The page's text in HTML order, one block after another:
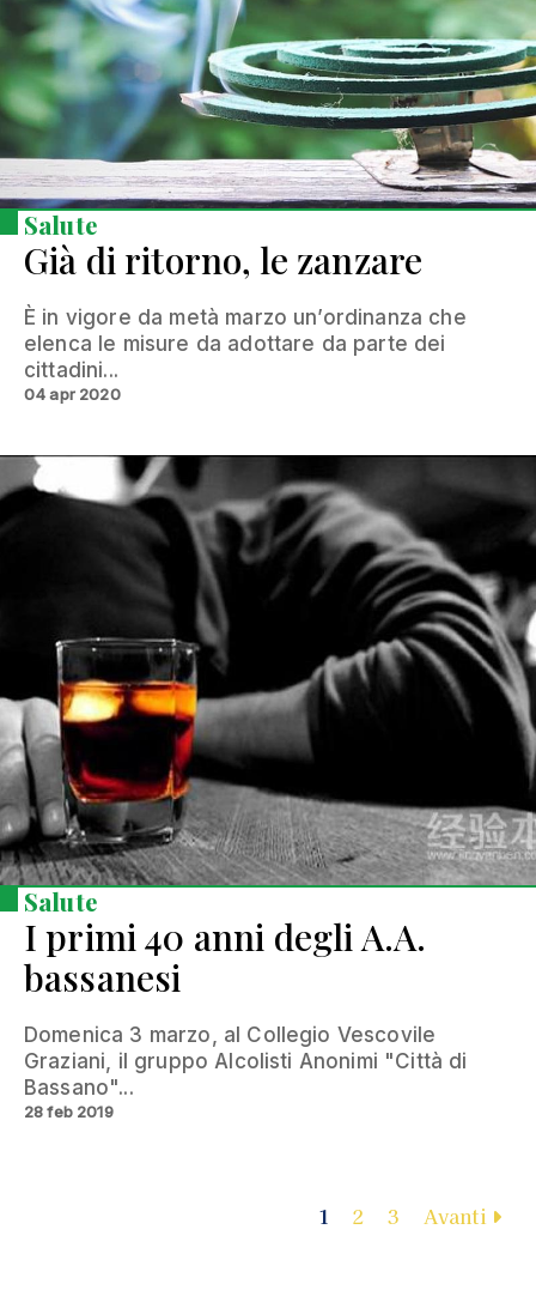
Salute
Già di ritorno, le zanzare
È in vigore da metà marzo un’ordinanza che
elenca le misure da adottare da parte dei
cittadini...
04 apr 2020
Salute
I primi 40 anni degli A.A.
bassanesi
Domenica 3 marzo, al Collegio Vescovile
Graziani, il gruppo Alcolisti Anonimi "Città di
Bassano"...
28 feb 2019
1 2 3 Avanti